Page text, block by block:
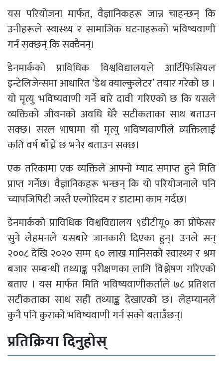
यस परियोजना मार्फत, वैज्ञानिकहरू जान्न चाहन्छन् कि
उनीहरूले स्वास्थ्य र सामाजिक घटनाहरूको भविष्यवाणी
गर्न सक्छन् कि सक्दैनन्।
डेनमार्कको प्राविधिक विश्वविद्यालयले आर्टिफिसियल
इन्टेलिजेन्समा आधारित ‘डेथ क्याल्कुलेटर’ तयार गरेको छ ।
यो मृत्यु भविष्यवाणी गर्ने बारे दावी गरिएको छ कि यसले
व्यक्तिको जीवनको अवधि धेरै सटीकताका साथ बताउन
सक्छ। सरल भाषामा यो मृत्यु भविष्यवाणीले व्यक्तिलाई
कति वर्ष बाँच्ने छ भनेर बताउन सक्छ।
एक तरिकामा एक व्यक्तिले आफ्नो म्याद समाप्त हुने मिति
प्राप्त गर्नेछ। वैज्ञानिकहरू भन्छन् कि यो परियोजनाले पनि
च्यापजिपिटी जस्तै एल्गोरिदम र डाटामा काम गर्दछ।
डेनमार्कको प्राविधिक विश्वविद्यालय ९डीटीयू० का प्रोफेसर
सुने लेहमनले यसबारे जानकारी दिएका हुन्। उनले सन्
२००८ देखि २०२० सम्म ६० लाख मानिसको स्वास्थ्य र श्रम
बजार सम्बन्धी तथ्याङ्क परीक्षणका लागि विश्लेषण गरिएको
बताए । यस मार्फत मिति भविष्यवाणीकर्ताले ७८ प्रतिशत
सटीकताका साथ सही तथ्याङ्क देखाएको छ। लेहम्यानले
कुनै पनि कुराको भविष्यवाणी गर्न सक्ने बताउँछन्।
प्रतिक्रिया दिनुहोस्